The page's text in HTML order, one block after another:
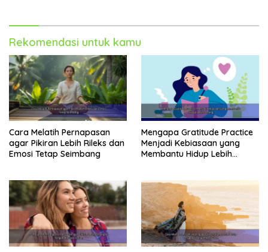
Rekomendasi untuk kamu
Cara Melatih Pernapasan
agar Pikiran Lebih Rileks dan
Emosi Tetap Seimbang
Mengapa Gratitude Practice
Menjadi Kebiasaan yang
Membantu Hidup Lebih